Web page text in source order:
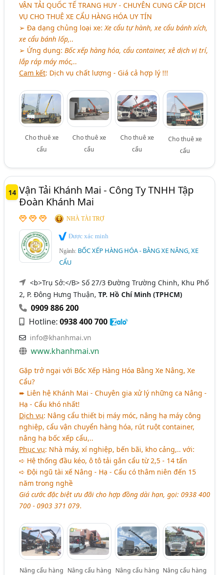
VẬN TẢI QUỐC TẾ TRANG HUY - CHUYÊN CUNG CẤP DỊCH
VỤ CHO THUÊ XE CẨU HÀNG HÓA UY TÍN
➢ Đa dạng chủng loại xe:Xe cẩu tự hành, xe cẩu bánh xích,
xe cẩu bánh lốp,..
➢ Ứng dụng:Bốc xếp hàng hóa, cẩu container, xê dịch vị trí,
lắp ráp máy móc,..
Cam kết: Dịch vụ chất lượng - Giá cả hợp lý !!!
Cho thuê xe
cẩu
Cho thuê xe
cẩu
Cho thuê xe
cẩu
Cho thuê xe
cẩu
14 Vận Tải Khánh Mai - Công Ty TNHH Tập
Đoàn Khánh Mai
NHÀ TÀI TRỢ
Được xác minh
Ngành: BỐC XẾP HÀNG HÓA - BẰNG XE NÂNG, XE
CẨU
<b>Trụ Sở:</B> Số 27/3 Đường Trường Chinh, Khu Phố
2, P. Đông Hưng Thuận,TP. Hồ Chí Minh (TPHCM)
0909 886 200
Hotline:0938 400 700
info@khanhmai.vn
www.khanhmai.vn
Gặp trở ngại với Bốc Xếp Hàng Hóa Bằng Xe Nâng, Xe
Cẩu?
➨ Liên hệ Khánh Mai - Chuyên gia xử lý những ca Nâng -
Hạ - Cẩu khó nhất!
Dịch vụ: Nâng cẩu thiết bị máy móc, nâng hạ máy công
nghiệp, cẩu vận chuyển hàng hóa, rút ruột container,
nâng hạ bốc xếp cẩu,..
Phục vụ: Nhà máy, xí nghiệp, bến bãi, kho cảng,.. với:
➪ Hệ thống đầu kéo, ô tô tải gắn cẩu từ 2,5 - 14 tấn
➪ Đội ngũ tài xế Nâng - Hạ - Cẩu có thâm niên đến 15
năm trong nghề
Giá cước đặc biệt ưu đãi cho hợp đồng dài hạn, gọi: 0938 400
700 - 0903 371 079.
Nâng cẩu hàng Nâng cẩu hàng Nâng cẩu hàng Nâng cẩu hàng